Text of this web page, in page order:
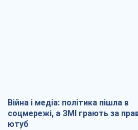
Війна і медіа: політика пішла в
соцмережі, а ЗМІ грають за
ютуб